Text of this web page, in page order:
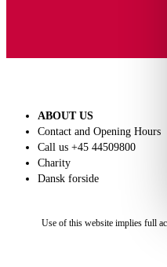
ABOUT US
Contact and Opening Hours
Call us +45 44509800
Charity
Dansk forside
Use of this website implies full